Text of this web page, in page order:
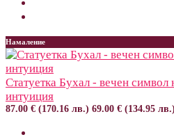
Намаление
Статуетка Бухал - вечен символ
интуиция
87.00 € (170.16 лв.) 69.00 € (134.95 лв.)